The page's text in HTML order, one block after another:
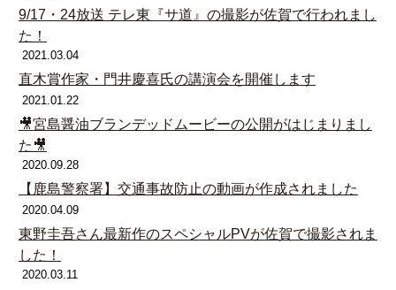
9/17・24放送 テレ東『サ道』の撮影が佐賀で行われまし
た！
2021.03.04
直木賞作家・門井慶喜氏の講演会を開催します
2021.01.22
🎥宮島醤油ブランデッドムービーの公開がはじまりまし
た🎥
2020.09.28
【鹿島警察署】交通事故防止の動画が作成されました
2020.04.09
東野圭吾さん最新作のスペシャルPVが佐賀で撮影されま
した！
2020.03.11